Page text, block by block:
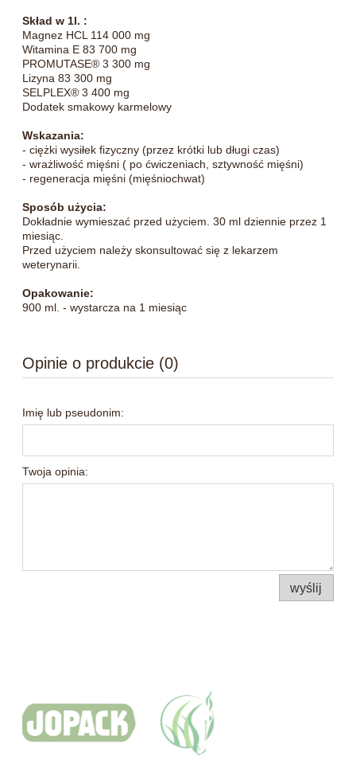
Skład w 1l. :
Magnez HCL 114 000 mg
Witamina E 83 700 mg
PROMUTASE® 3 300 mg
Lizyna 83 300 mg
SELPLEX® 3 400 mg
Dodatek smakowy karmelowy
Wskazania:
- ciężki wysiłek fizyczny (przez krótki lub długi czas)
- wrażliwość mięśni ( po ćwiczeniach, sztywność mięśni)
- regeneracja mięśni (mięśniochwat)
Sposób użycia:
Dokładnie wymieszać przed użyciem. 30 ml dziennie przez 1
miesiąc.
Przed użyciem należy skonsultować się z lekarzem
weterynarii.
Opakowanie:
900 ml. - wystarcza na 1 miesiąc
Opinie o produkcie (0)
Imię lub pseudonim:
Twoja opinia:
wyślij